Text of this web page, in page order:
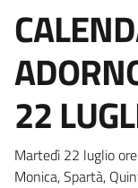
22
Martedì 22 luglio
Monica, Spartà,